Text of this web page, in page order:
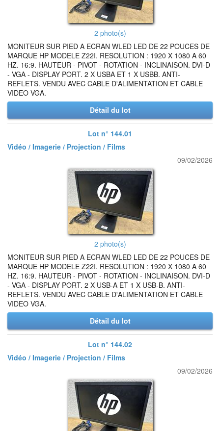
2 photo(s)
MONITEUR SUR PIED A ECRAN WLED LED DE 22 POUCES DE
MARQUE HP MODELE Z22I. RESOLUTION : 1920 X 1080 A 60
HZ. 16:9. HAUTEUR - PIVOT - ROTATION - INCLINAISON. DVI-D
- VGA - DISPLAY PORT. 2 X USBA ET 1 X USBB. ANTI-
REFLETS. VENDU AVEC CABLE D'ALIMENTATION ET CABLE
VIDEO VGA.
Détail du lot
Lot n° 144.01
Vidéo / Imagerie / Projection / Films
09/02/2026
2 photo(s)
MONITEUR SUR PIED A ECRAN WLED LED DE 22 POUCES DE
MARQUE HP MODELE Z22I. RESOLUTION : 1920 X 1080 A 60
HZ. 16:9. HAUTEUR - PIVOT - ROTATION - INCLINAISON. DVI-D
- VGA - DISPLAY PORT. 2 X USB-A ET 1 X USB-B. ANTI-
REFLETS. VENDU AVEC CABLE D'ALIMENTATION ET CABLE
VIDEO VGA.
Détail du lot
Lot n° 144.02
Vidéo / Imagerie / Projection / Films
09/02/2026